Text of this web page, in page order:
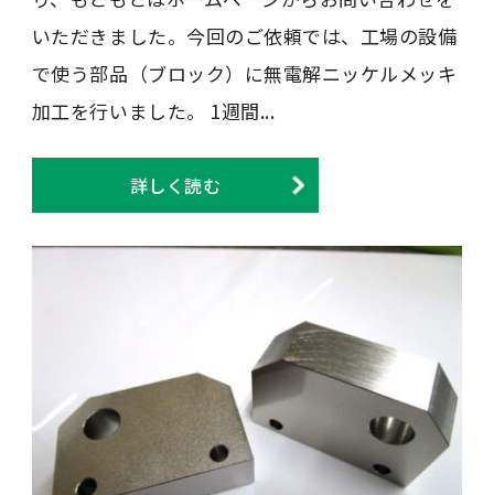
いただきました。今回のご依頼では、工場の設備
で使う部品（ブロック）に無電解ニッケルメッキ
加工を行いました。 1週間...
詳しく読む